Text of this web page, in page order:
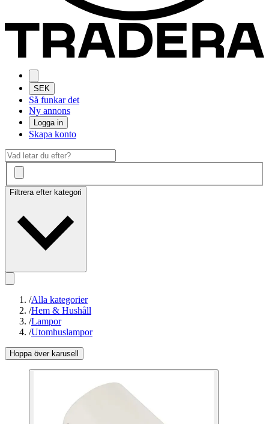
SEK
Så funkar det
Ny annons
Logga in
Skapa konto
Filtrera efter kategori
/Alla kategorier
/Hem & Hushåll
/Lampor
/Utomhuslampor
Hoppa över karusell